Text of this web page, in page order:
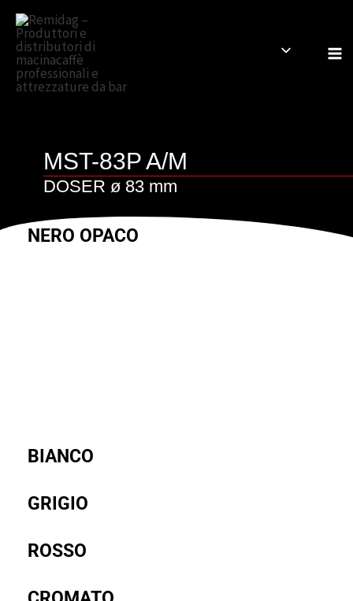
contenuto
MST-83P A/M
DOSER ø 83 mm
NERO OPACO
BIANCO
GRIGIO
ROSSO